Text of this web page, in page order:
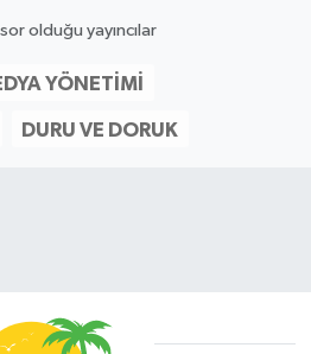
olduğu yayıncılar
YÖNETIMI
DURU VE DORUK